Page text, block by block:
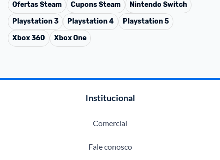
OfertasSteam CuponsSteam
Nintendo Switch
Playstation 3
Playstation 4
Playstation 5
Xbox 360
Xbox One
Institucional
Comercial
Fale conosco